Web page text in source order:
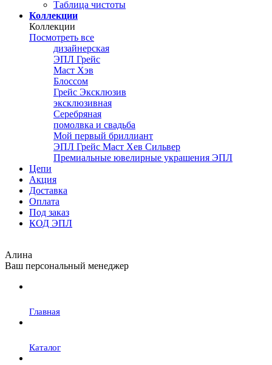
Таблица чистоты
Коллекции
Коллекции
Посмотреть все
дизайнерская
ЭПЛ Грейс
Маст Хэв
Блоссом
Грейс Эксклюзив
эксклюзивная
Серебряная
помолвка и свадьба
Мой первый бриллиант
ЭПЛ Грейс Маст Хев Сильвер
Премиальные ювелирные украшения ЭПЛ
Цепи
Акция
Доставка
Оплата
Под заказ
КОД ЭПЛ
Алина
Ваш персональный менеджер
Главная
Каталог